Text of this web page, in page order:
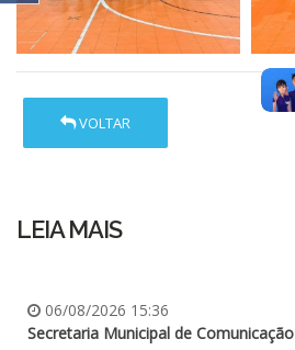
VOLTAR
LEIA MAIS
06/08/2026 15:36
Secretaria Municipal de Comunicação